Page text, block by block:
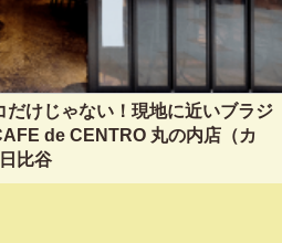
だけじゃない！現地に近いブラジ
de CENTRO 丸の内店（カ
比谷